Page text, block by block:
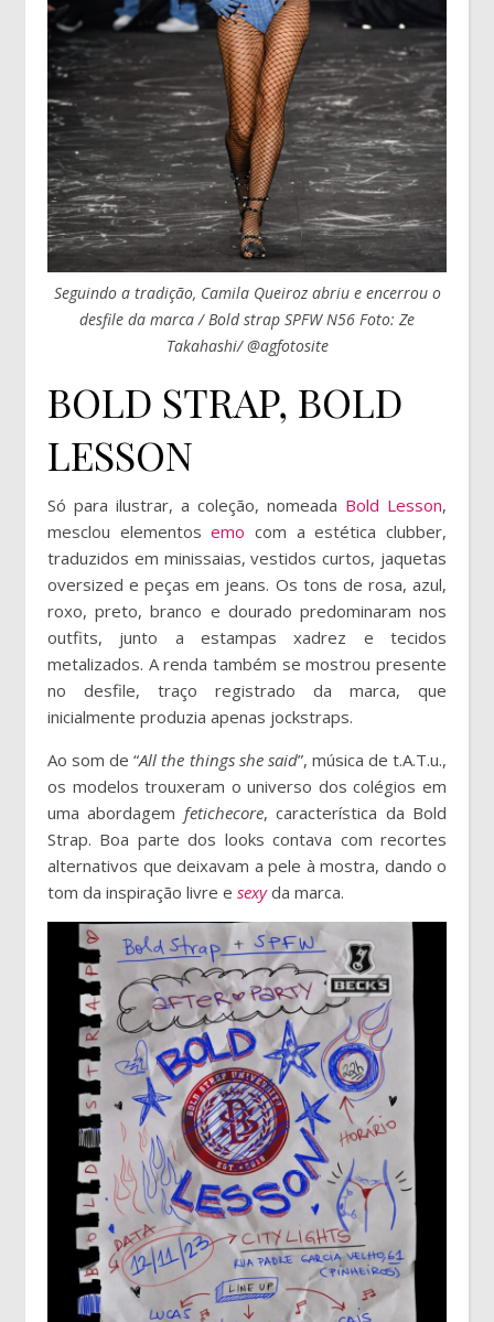
Seguindo a tradição, Camila Queiroz abriu e encerrou o
desfile da marca / Bold strap SPFW N56 Foto: Ze
Takahashi/ @agfotosite
BOLD STRAP, BOLD
LESSON
Só para ilustrar, a coleção, nomeada Bold Lesson,
mesclou elementosemocom a estética clubber,
traduzidos em minissaias, vestidos curtos, jaquetas
oversized e peças em jeans. Os tons de rosa, azul,
roxo, preto, branco e dourado predominaram nos
outfits, junto a estampas xadrez e tecidos
metalizados. A renda também se mostrou presente
no desfile, traço registrado da marca, que
inicialmente produzia apenas jockstraps.
Ao som de “All the things she said”, música de t.A.T.u.,
os modelos trouxeram o universo dos colégios em
uma abordagem fetichecore, característica da Bold
Strap. Boa parte dos looks contava com recortes
alternativos que deixavam a pele à mostra, dando o
tom da inspiração livre e sexyda marca.